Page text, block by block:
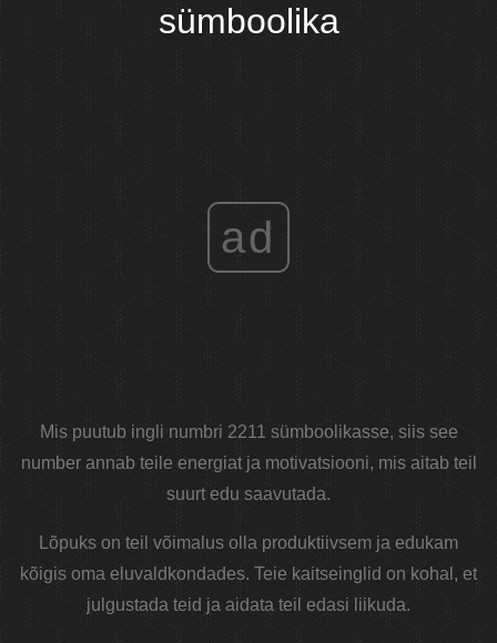
sümboolika
ad
Mis puutub ingli numbri 2211 sümboolikasse, siis see
number annab teile energiat ja motivatsiooni, mis aitab teil
suurt edu saavutada.
Lõpuks on teil võimalus olla produktiivsem ja edukam
kõigis oma eluvaldkondades. Teie kaitseinglid on kohal, et
julgustada teid ja aidata teil edasi liikuda.